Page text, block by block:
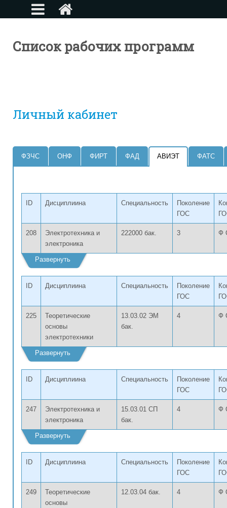
Список рабочих программ
Личный кабинет
ФЗЧС ОНФ ФИРТ ФАД АВИЭТ ФАТС
ID Дисциплиина Специальность
Поколение
ГОС
208
Электротехника и
электроника
222000 бак. 3 Ф
Развернуть
ID Дисциплиина Специальность
Поколение
ГОС
225
Теоретические
основы
электротехники
13.03.02 ЭМ
бак.
4 Ф
Развернуть
ID Дисциплиина Специальность
Поколение
ГОС
247
Электротехника и
электроника
15.03.01 СП
бак.
4 Ф
Развернуть
ID Дисциплиина Специальность
Поколение
ГОС
249
Теоретические
основы
12.03.04 бак. 4 Ф